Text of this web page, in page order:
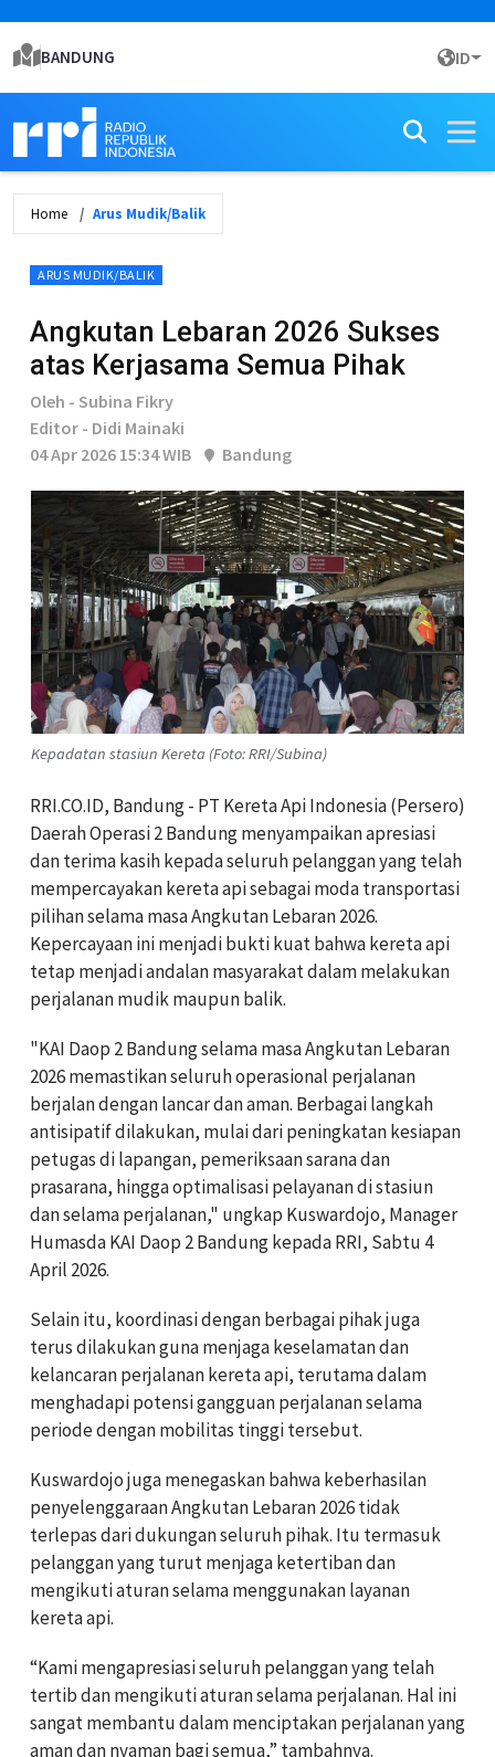
BANDUNG ID
Home Arus Mudik/Balik
ARUS MUDIK/BALIK
Angkutan Lebaran 2026 Sukses
atas Kerjasama Semua Pihak
Oleh - Subina Fikry
Editor - Didi Mainaki
04 Apr 2026 15:34 WIB
Bandung
Kepadatan stasiun Kereta (Foto: RRI/Subina)
RRI.CO.ID, Bandung - PT Kereta Api Indonesia (Persero)
Daerah Operasi 2 Bandung menyampaikan apresiasi
dan terima kasih kepada seluruh pelanggan yang telah
mempercayakan kereta api sebagai moda transportasi
pilihan selama masa Angkutan Lebaran 2026.
Kepercayaan ini menjadi bukti kuat bahwa kereta api
tetap menjadi andalan masyarakat dalam melakukan
perjalanan mudik maupun balik.
"KAI Daop 2 Bandung selama masa Angkutan Lebaran
2026 memastikan seluruh operasional perjalanan
berjalan dengan lancar dan aman. Berbagai langkah
antisipatif dilakukan, mulai dari peningkatan kesiapan
petugas di lapangan, pemeriksaan sarana dan
prasarana, hingga optimalisasi pelayanan di stasiun
dan selama perjalanan," ungkap Kuswardojo, Manager
Humasda KAI Daop 2 Bandung kepada RRI, Sabtu 4
April 2026.
Selain itu, koordinasi dengan berbagai pihak juga
terus dilakukan guna menjaga keselamatan dan
kelancaran perjalanan kereta api, terutama dalam
menghadapi potensi gangguan perjalanan selama
periode dengan mobilitas tinggi tersebut.
Kuswardojo juga menegaskan bahwa keberhasilan
penyelenggaraan Angkutan Lebaran 2026 tidak
terlepas dari dukungan seluruh pihak. Itu termasuk
pelanggan yang turut menjaga ketertiban dan
mengikuti aturan selama menggunakan layanan
kereta api.
“Kami mengapresiasi seluruh pelanggan yang telah
tertib dan mengikuti aturan selama perjalanan. Hal ini
sangat membantu dalam menciptakan perjalanan yang
aman dan nyaman bagi semua,” tambahnya.